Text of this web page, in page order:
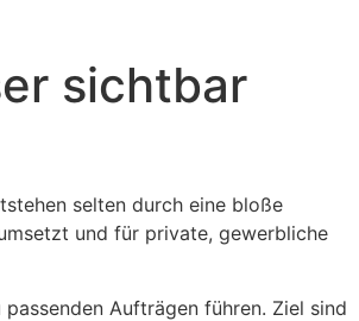
sichtbar
selten durch eine bloße
und für private, gewerbliche
Aufträgen führen. Ziel sind